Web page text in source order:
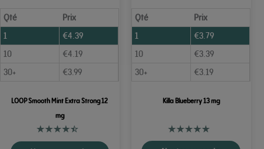
Qté
Prix
1
€4.39
10
€4.19
30+
€3.99
LOOP Smooth Mint Extra Strong 12
mg
Qté
Prix
1
€3.79
10
€3.39
30+
€3.19
Killa Blueberry 13 mg